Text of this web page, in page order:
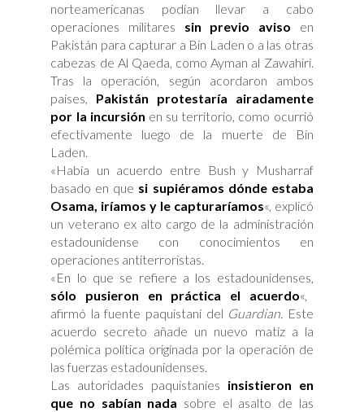
norteamericanas podían llevar a cabo
operaciones militares sin previo aviso en
Pakistán para capturar a Bin Laden o a las otras
cabezas de Al Qaeda, como Ayman al Zawahiri.
Tras la operación, según acordaron ambos
países, Pakistán protestaría airadamente
por la incursión en su territorio, como ocurrió
efectivamente luego de la muerte de Bin
Laden.
«Había un acuerdo entre Bush y Musharraf
basado en que si supiéramos dónde estaba
Osama, iríamos y le capturaríamos«, explicó
un veterano ex alto cargo de la administración
estadounidense con conocimientos en
operaciones antiterroristas.
«En lo que se refiere a los estadounidenses,
sólo pusieron en práctica el acuerdo«,
afirmó la fuente paquistaní del Guardian. Este
acuerdo secreto añade un nuevo matiz a la
polémica política originada por la operación de
las fuerzas estadounidenses.
Las autoridades paquistaníes insistieron en
que no sabían nada sobre el asalto de las